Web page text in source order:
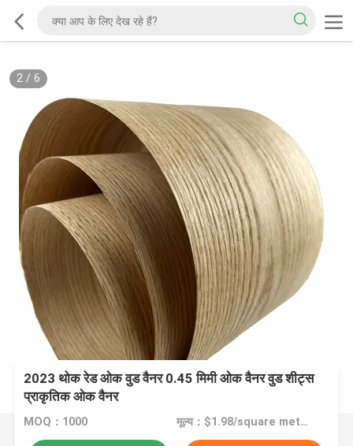
2/ 6
2023 थोक रेड ओक वुड वैनर 0.45 मिमी ओक वैनर वुड शीट्स
प्राकृतिक ओक वैनर
MOQ：1000 मूल्य：$1.98/square meters 50-999 square meters